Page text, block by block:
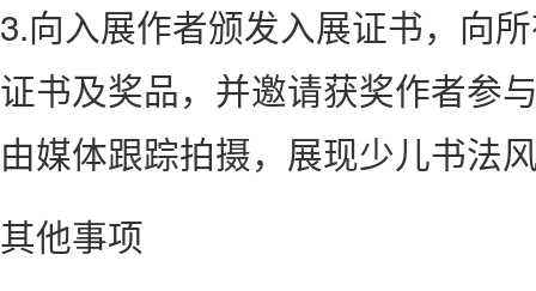
3.向入展作者颁发入展证书，向
证书及奖品，并邀请获奖作者参
由媒体跟踪拍摄，展现少儿书法
其他事项